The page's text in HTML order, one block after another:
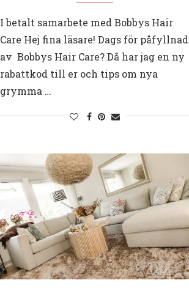
I betalt samarbete med Bobbys Hair
Care Hej fina läsare! Dags för påfyllnad
av Bobbys Hair Care? Då har jag en ny
rabattkod till er och tips om nya
grymma …